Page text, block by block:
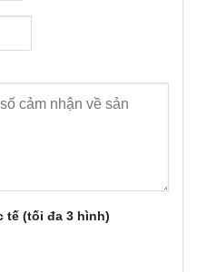
tế (tối đa 3 hình)